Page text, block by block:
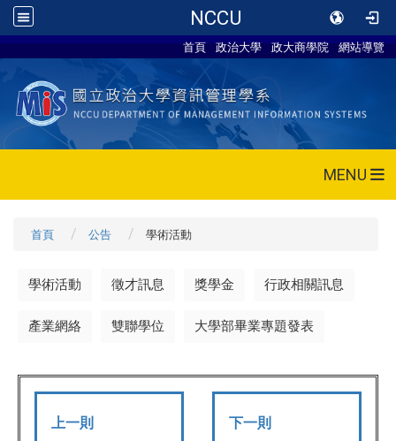
NCCU
首頁 政治大學 政大商學院 網站導覽
MENU
首頁 公告 學術活動
學術活動 徵才訊息 獎學金 行政相關訊息
產業網絡 雙聯學位 大學部畢業專題發表
上一則
下一則